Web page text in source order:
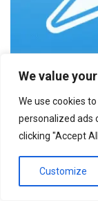
We value
We use cookies
personalized ads
clicking "Accept
Customize
1 ano atrás